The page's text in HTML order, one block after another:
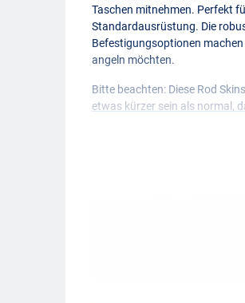
Taschen mitnehmen. Perfekt
Standardausrüstung. Die
Befestigungsoptionen
angeln möchten.
Bitte beachten: Diese Rod
etwas kürzer sein als normal,